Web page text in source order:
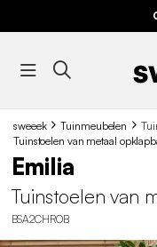
sweeek Tuinmeubelen
Tuinstoelen van metaal
Emilia
Tuinstoelen van
BSA2CHROB